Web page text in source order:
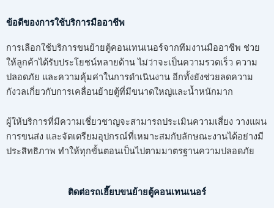
ข้อดีของการใช้บริการมืออาชีพ
การเลือกใช้บริการขนย้ายตู้คอนเทนเนอร์จากทีมงานมืออาชีพ ช่วย
ให้ลูกค้าได้รับประโยชน์หลายด้าน ไม่ว่าจะเป็นความรวดเร็ว ความ
ปลอดภัย และความคุ้มค่าในการดำเนินงาน อีกทั้งยังช่วยลดความ
กังวลเกี่ยวกับการเคลื่อนย้ายตู้ที่มีขนาดใหญ่และน้ำหนักมาก
ผู้ให้บริการที่มีความเชี่ยวชาญจะสามารถประเมินความเสี่ยง วางแผน
การขนส่ง และจัดเตรียมอุปกรณ์ที่เหมาะสมกับลักษณะงานได้อย่างมี
ประสิทธิภาพ ทำให้ทุกขั้นตอนเป็นไปตามมาตรฐานความปลอดภัย
ติดต่อรถเฮี๊ยบขนย้ายตู้คอนเทนเนอร์